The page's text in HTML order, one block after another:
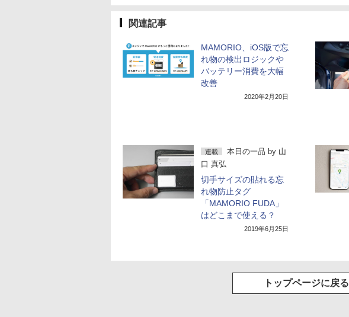
関連記事
MAMORIO、iOS版で忘
れ物の検出ロジックや
バッテリー消費を大幅
改善
2020年2月20日
連載 本日の一品 by 山
口 真弘
切手サイズの貼れる忘
れ物防止タグ
「MAMORIO FUDA」
はどこまで使える？
2019年6月25日
トップページに戻る